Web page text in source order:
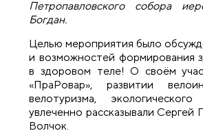
Петропавловского собора
Богдан.
Целью мероприятия было
и возможностей формирования
в здоровом теле! О своём
«ПраРовар», развитии
велотуризма, экологического
увлеченно рассказывали Сергей
Волчок.